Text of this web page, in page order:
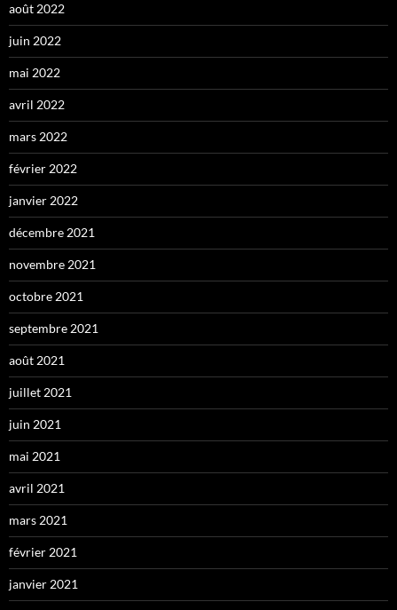
août 2022
juin 2022
mai 2022
avril 2022
mars 2022
février 2022
janvier 2022
décembre 2021
novembre 2021
octobre 2021
septembre 2021
août 2021
juillet 2021
juin 2021
mai 2021
avril 2021
mars 2021
février 2021
janvier 2021